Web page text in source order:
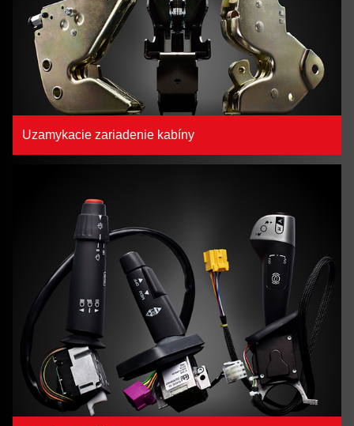
Uzamykacie zariadenie kabíny